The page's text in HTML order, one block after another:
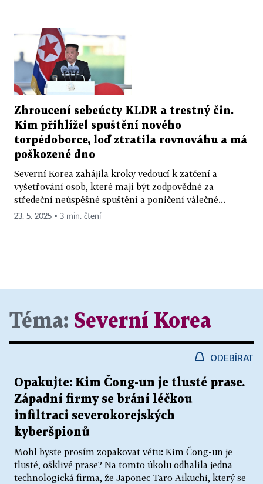
Zhroucení sebeúcty KLDR a trestný čin.
Kim přihlížel spuštění nového
torpédoborce, loď ztratila rovnováhu a má
poškozené dno
Severní Korea zahájila kroky vedoucí k zatčení a
vyšetřování osob, které mají být zodpovědné za
středeční neúspěšné spuštění a poničení válečné...
23. 5. 2025 ▪ 3 min. čtení
Téma: Severní Korea
ODEBÍRAT
Opakujte: Kim Čong-un je tlusté prase.
Západní firmy se brání léčkou
infiltraci severokorejských
kyberšpionů
Mohl byste prosím zopakovat větu: Kim Čong-un je
tlusté, ošklivé prase? Na tomto úkolu odhalila jedna
technologická firma, že Japonec Taro Aikuchi, který se